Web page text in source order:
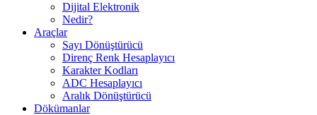
Dijital Elektronik
Nedir?
Araçlar
Sayı Dönüştürücü
Direnç Renk Hesaplayıcı
Karakter Kodları
ADC Hesaplayıcı
Aralık Dönüştürücü
Dökümanlar